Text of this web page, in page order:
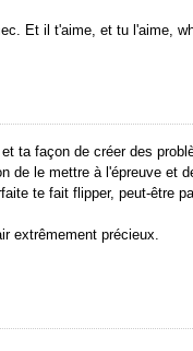
Et il t'aime, et tu l'aime,
ta façon de créer des
de le mettre à l'épreuve et
te fait flipper, peut-être
extrêmement précieux.